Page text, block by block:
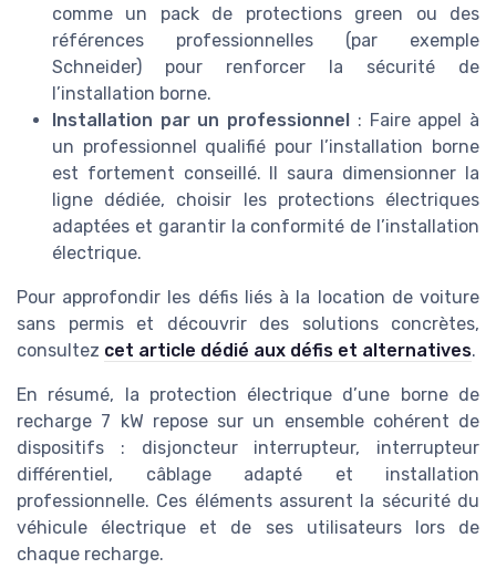
comme un pack de protections green ou des
références professionnelles (par exemple
Schneider) pour renforcer la sécurité de
l’installation borne.
Installation par un professionnel
: Faire appel à
un professionnel qualifié pour l’installation borne
est fortement conseillé. Il saura dimensionner la
ligne dédiée, choisir les protections électriques
adaptées et garantir la conformité de l’installation
électrique.
Pour approfondir les défis liés à la location de voiture
sans permis et découvrir des solutions concrètes,
consultez cet article dédié aux défis et alternatives.
En résumé, la protection électrique d’une borne de
recharge 7 kW repose sur un ensemble cohérent de
dispositifs : disjoncteur interrupteur, interrupteur
différentiel, câblage adapté et installation
professionnelle. Ces éléments assurent la sécurité du
véhicule électrique et de ses utilisateurs lors de
chaque recharge.